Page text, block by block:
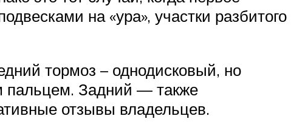
на «ура», участки разбитого
тормоз – однодисковый, но
пальцем. Задний — также
отзывы владельцев.